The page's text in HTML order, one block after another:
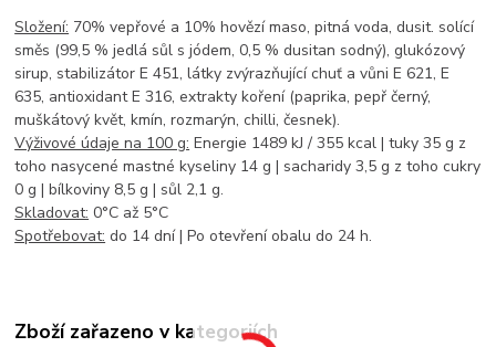
Složení: 70% vepřové a 10% hovězí maso, pitná voda, dusit. solící
směs (99,5 % jedlá sůl s jódem, 0,5 % dusitan sodný), glukózový
sirup, stabilizátor E 451, látky zvýrazňující chuť a vůni E 621, E
635, antioxidant E 316, extrakty koření (paprika, pepř černý,
muškátový květ, kmín, rozmarýn, chilli, česnek).
Výživové údaje na 100 g: Energie 1489 kJ / 355 kcal | tuky 35 g z
toho nasycené mastné kyseliny 14 g | sacharidy 3,5 g z toho cukry
0 g | bílkoviny 8,5 g | sůl 2,1 g.
Skladovat: 0°C až 5°C
Spotřebovat: do 14 dní | Po otevření obalu do 24 h.
Zboží zařazeno v kategoriích